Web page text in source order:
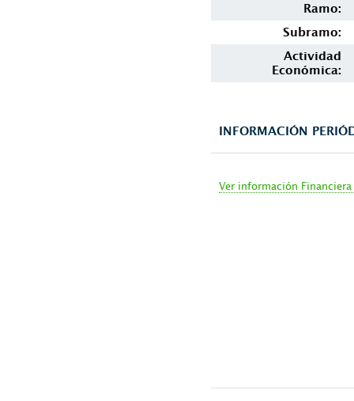
Ramo:
Subramo:
Actividad
Económica:
INFORMACIÓN
Ver información